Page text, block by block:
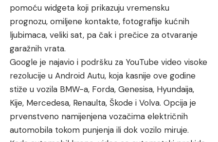
pomoću widgeta koji prikazuju vremensku
prognozu, omiljene kontakte, fotografije kućnih
ljubimaca, veliki sat, pa čak i prečice za otvaranje
garažnih vrata.
Google je najavio i podršku za YouTube video visoke
rezolucije u Android Autu, koja kasnije ove godine
stiže u vozila BMW-a, Forda, Genesisa, Hyundaija,
Kije, Mercedesa, Renaulta, Škode i Volva. Opcija je
prvenstveno namijenjena vozačima električnih
automobila tokom punjenja ili dok vozilo miruje.